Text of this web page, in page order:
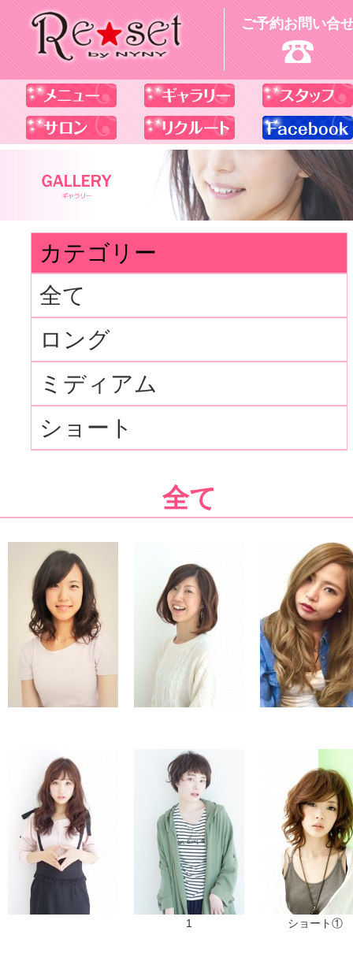
ご予約お問い合
カテゴリー
全て
ロング
ミディアム
ショート
全て
1 ショート①